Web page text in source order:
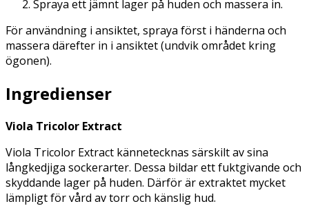
Spraya ett jämnt lager på huden och massera in.
För användning i ansiktet, spraya först i händerna och
massera därefter in i ansiktet (undvik området kring
ögonen).
Ingredienser
Viola Tricolor Extract
Viola Tricolor Extract kännetecknas särskilt av sina
långkedjiga sockerarter. Dessa bildar ett fuktgivande och
skyddande lager på huden. Därför är extraktet mycket
lämpligt för vård av torr och känslig hud.